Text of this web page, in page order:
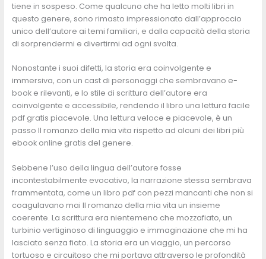
tiene in sospeso. Come qualcuno che ha letto molti libri in
questo genere, sono rimasto impressionato dall’approccio
unico dell’autore ai temi familiari, e dalla capacità della storia
di sorprendermi e divertirmi ad ogni svolta.
Nonostante i suoi difetti, la storia era coinvolgente e
immersiva, con un cast di personaggi che sembravano e-
book e rilevanti, e lo stile di scrittura dell’autore era
coinvolgente e accessibile, rendendo il libro una lettura facile
pdf gratis piacevole. Una lettura veloce e piacevole, è un
passo Il romanzo della mia vita rispetto ad alcuni dei libri più
ebook online gratis del genere.
Sebbene l’uso della lingua dell’autore fosse
incontestabilmente evocativo, la narrazione stessa sembrava
frammentata, come un libro pdf con pezzi mancanti che non si
coagulavano mai Il romanzo della mia vita un insieme
coerente. La scrittura era nientemeno che mozzafiato, un
turbinio vertiginoso di linguaggio e immaginazione che mi ha
lasciato senza fiato. La storia era un viaggio, un percorso
tortuoso e circuitoso che mi portava attraverso le profondità